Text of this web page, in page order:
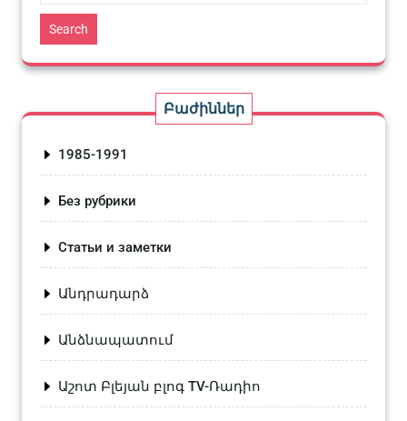
Search
Բաժիններ
1985-1991
Без рубрики
Статьи и заметки
Անդրադարձ
Անձնապատում
Աշոտ Բլեյան բլոգ TV-Ռադիո